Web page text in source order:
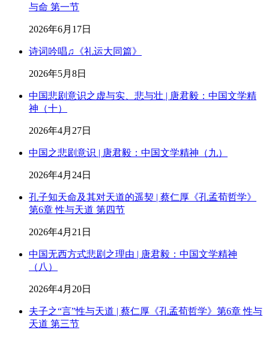
与命 第一节
2026年6月17日
诗词吟唱♫《礼运大同篇》
2026年5月8日
中国悲剧意识之虚与实、悲与壮 | 唐君毅：中国文学精
神（十）
2026年4月27日
中国之悲剧意识 | 唐君毅：中国文学精神（九）
2026年4月24日
孔子知天命及其对天道的遥契 | 蔡仁厚《孔孟荀哲学》
第6章 性与天道 第四节
2026年4月21日
中国无西方式悲剧之理由 | 唐君毅：中国文学精神
（八）
2026年4月20日
夫子之“言”性与天道 | 蔡仁厚《孔孟荀哲学》第6章 性与
天道 第三节